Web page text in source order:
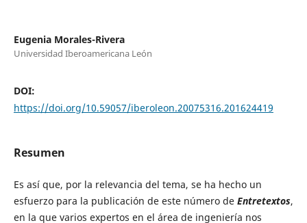
Eugenia Morales-Rivera
Universidad Iberoamericana León
DOI:
https://doi.org/10.59057/iberoleon.20075316.201624419
Resumen
Es así que, por la relevancia del tema, se ha hecho un
esfuerzo para la publicación de este número de Entretextos,
en la que varios expertos en el área de ingeniería nos